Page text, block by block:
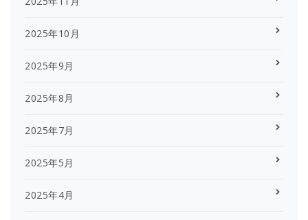
2025年10月
2025年9月
2025年8月
2025年7月
2025年5月
2025年4月